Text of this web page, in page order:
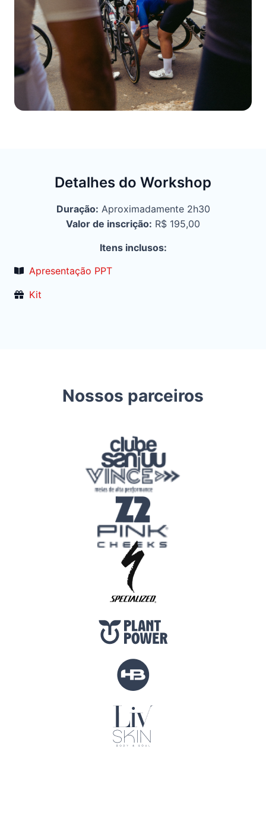
Detalhes do Workshop
Duração: Aproximadamente 2h30
Valor de inscrição: R$ 195,00
Itens inclusos:
Apresentação PPT
Kit
Nossos parceiros